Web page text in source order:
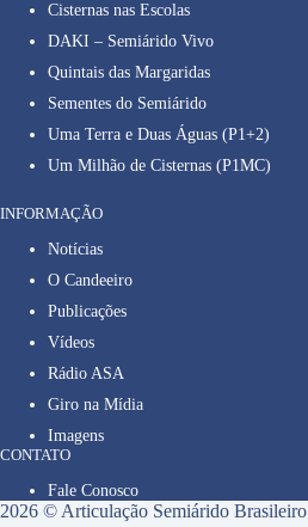
Cisternas nas Escolas
DAKI – Semiárido Vivo
Quintais das Margaridas
Sementes do Semiárido
Uma Terra e Duas Águas (P1+2)
Um Milhão de Cisternas (P1MC)
INFORMAÇÃO
Notícias
O Candeeiro
Publicações
Vídeos
Rádio ASA
Giro na Mídia
Imagens
CONTATO
Fale Conosco
2026 © Articulação Semiárido Brasileiro